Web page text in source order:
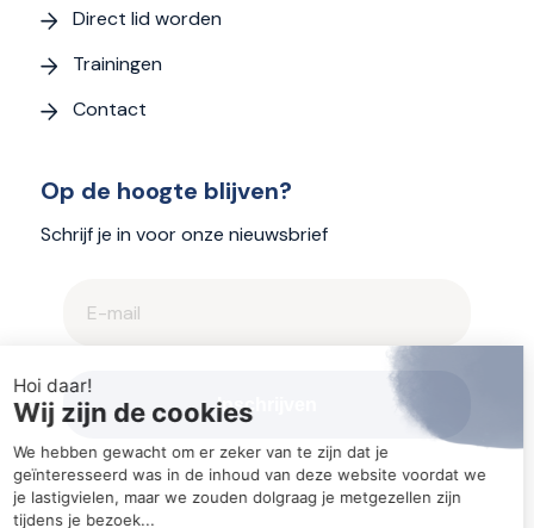
Direct lid worden
Trainingen
Contact
Op de hoogte blijven?
Schrijf je in voor onze nieuwsbrief